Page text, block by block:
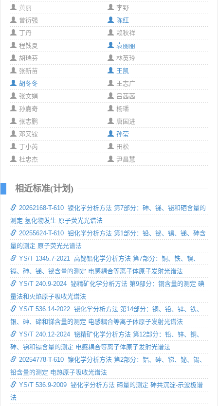
黄丽
李野
曾衍强
陈红
丁丹
赖秋祥
程钱夏
袁丽丽
胡瑞芬
林英玲
张新苗
王凯
胡冬冬
王志广
张文娟
吕茜茜
孙嘉奇
杨璠
张志鹏
唐国进
邓又铵
孙莹
丁小芮
田松
杜忠杰
尹昌慧
相近标准(计划)
20262168-T-610 镍化学分析方法 第7部分：砷、锑、铋和硒含量的
测定 氢化物发生-原子荧光光谱法
20255624-T-610 钼化学分析方法 第1部分：铅、铋、锡、锑、砷含
量的测定 原子荧光光谱法
YS/T 1345.7-2021 高铋铅化学分析方法 第7部分：铜、铁、镍、
镉、砷、锑、铋含量的测定 电感耦合等离子体原子发射光谱法
YS/T 240.9-2024 铋精矿化学分析方法 第9部分：铜含量的测定 碘
量法和火焰原子吸收光谱法
YS/T 536.14-2022 铋化学分析方法 第14部分：铜、铅、锌、铁、
银、砷、碲和锑含量的测定 电感耦合等离子体原子发射光谱法
YS/T 240.12-2024 铋精矿化学分析方法 第12部分：铅、锌、铜、
砷、锑和镉含量的测定 电感耦合等离子体原子发射光谱法
20254778-T-610 镍化学分析方法 第2部分：铝、砷、锑、铋、锡、
铅含量的测定 电热原子吸收光谱法
YS/T 536.9-2009 铋化学分析方法 碲量的测定 砷共沉淀-示波极谱
法